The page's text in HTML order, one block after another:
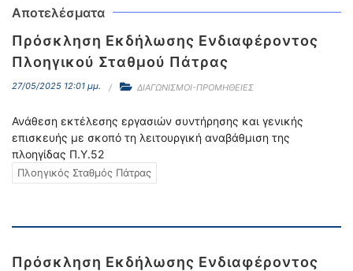
Αποτελέσματα
Πρόσκληση Εκδήλωσης Ενδιαφέροντος
Πλοηγικού Σταθμού Πάτρας
27/05/2025 12:01 μμ. ΔΙΑΓΩΝΙΣΜΟΙ-ΠΡΟΜΗΘΕΙΕΣ
Ανάθεση εκτέλεσης εργασιών συντήρησης και γενικής
επισκευής με σκοπό τη λειτουργική αναβάθμιση της
πλοηγίδας Π.Υ.52
Πλοηγικός Σταθμός Πάτρας
Πρόσκληση Εκδήλωσης Ενδιαφέροντος